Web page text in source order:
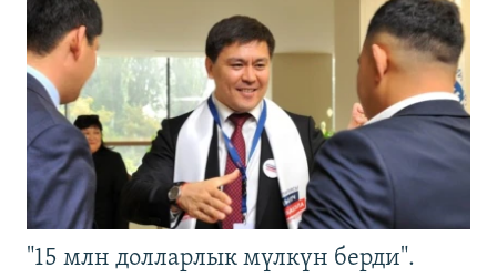
"15 млн долларлык мүлкүн берди".